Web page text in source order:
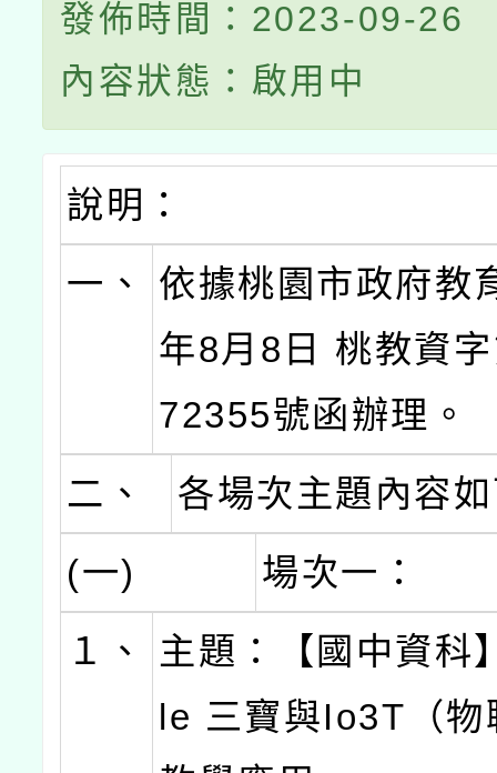
發佈時間：2023-09-26
內容狀態：啟用中
說明：
一、
依據桃園市政府教
年8月8日 桃教資
72355號函辦理。
二、
各場次主題內容
(一)
場次一：
１、
主題：【國中資科
le 三寶與Io3T（物